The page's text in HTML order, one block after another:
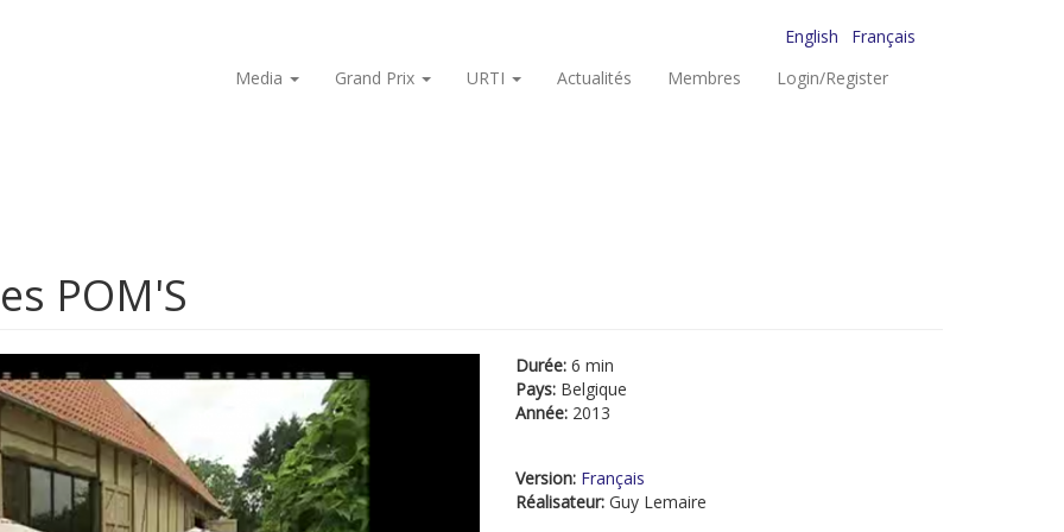
English
Français
Media
Grand Prix URTI Actualités Membres Login/Register
POM'S
Durée: 6 min
Pays: Belgique
Année: 2013
Version: Français
Réalisateur: Guy Lemaire